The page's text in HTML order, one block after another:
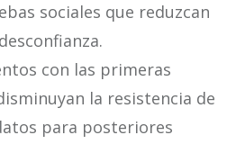
sociales que reduzcan
con las primeras
la resistencia de
para posteriores